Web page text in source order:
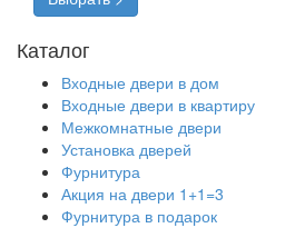
Каталог
Входные двери в дом
Входные двери в квартиру
Межкомнатные двери
Установка дверей
Фурнитура
Акция на двери 1+1=3
Фурнитура в подарок